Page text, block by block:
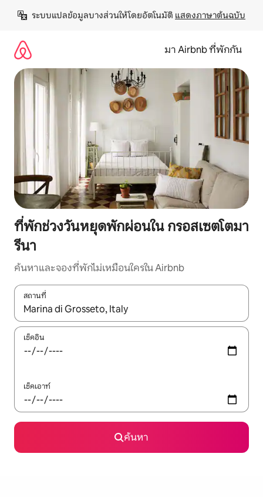
เนื้อหา
ระบบแปลข้อมูลบางส่วนให้โดยอัตโนมัติ แสดงภาษาต้นฉบับ
มา Airbnb ที่พักกัน
ที่พักช่วงวันหยุดพักผ่อนใน กรอสเซตโตมา
รีนา
ค้นหาและจองที่พักไม่เหมือนใครใน Airbnb
สถานที่
ใช้ลูกศรขึ้นลง หรือใช้การสัมผัสหรือปัด เพื่อสำรวจผลการค้นหา
เช็คอิน
เช็คเอาท์
ค้นหา